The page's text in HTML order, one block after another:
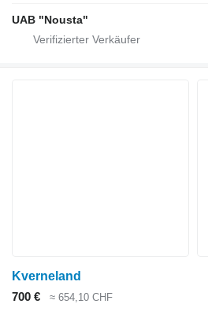
UAB "Nousta"
Kverneland
700 €
≈ 654,10 CHF